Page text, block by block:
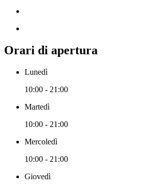
Orari di apertura
Lunedì
10:00 - 21:00
Martedì
10:00 - 21:00
Mercoledì
10:00 - 21:00
Giovedì